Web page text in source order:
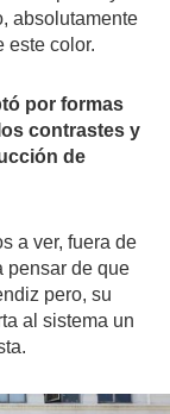
absolutamente
este color.
por formas
contrastes y
de
a ver, fuera de
pensar de que
pero, su
al sistema un